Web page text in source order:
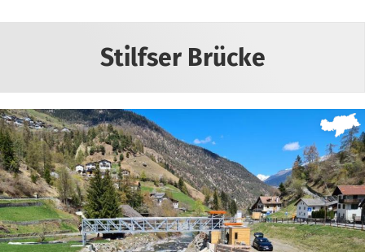
Stilfser Brücke